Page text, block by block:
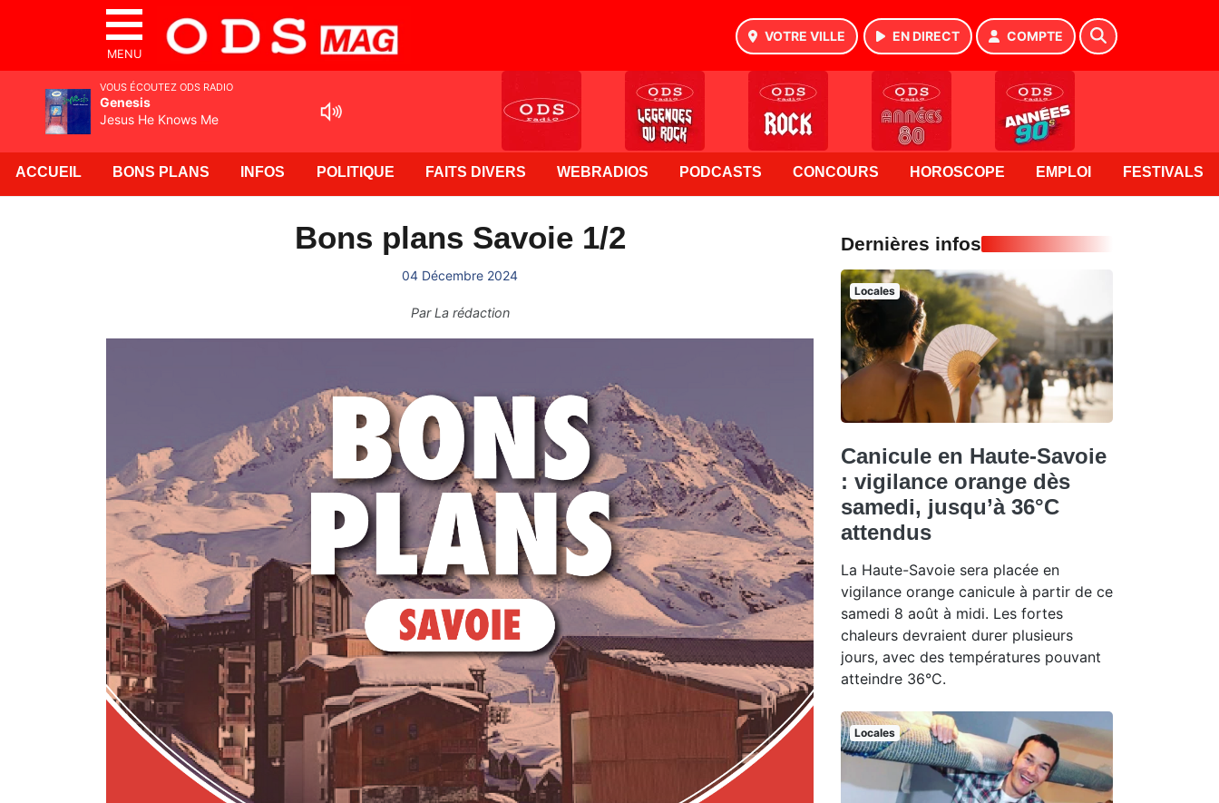
MENU
VOTRE VILLE EN DIRECT COMPTE
ACCUEIL BONS PLANS INFOS POLITIQUE FAITS DIVERS WEBRADIOS PODCASTS CONCOURS HOROSCOPE EMPLOI FESTIVALS
Bons plans Savoie 1/2
04 Décembre 2024
ParLa rédaction
Dernières infos
Locales
Canicule en Haute-Savoie
: vigilance orange dès
samedi, jusqu’à 36°C
attendus
La Haute-Savoie sera placée en
vigilance orange canicule à partir de ce
samedi 8 août à midi. Les fortes
chaleurs devraient durer plusieurs
jours, avec des températures pouvant
atteindre 36°C.
Locales
VOUS ÉCOUTEZ ODS RADIO
Genesis
Jesus He Knows Me